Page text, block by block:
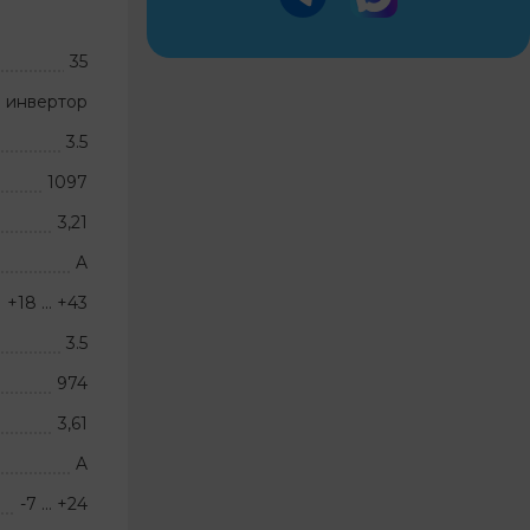
35
3.5
1097
3,21
A
+18 … +43
3.5
974
3,61
A
-7 … +24